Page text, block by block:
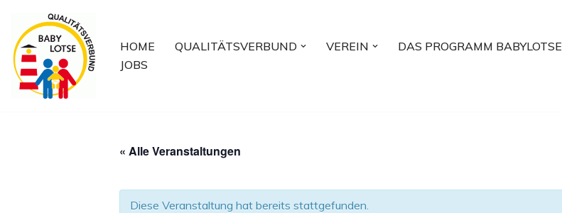
Zum
Inhalt
springen
HOME QUALITÄTSVERBUND VEREIN DAS PROGRAMM BABYLOTSE
JOBS
« Alle Veranstaltungen
Diese Veranstaltung hat bereits stattgefunden.